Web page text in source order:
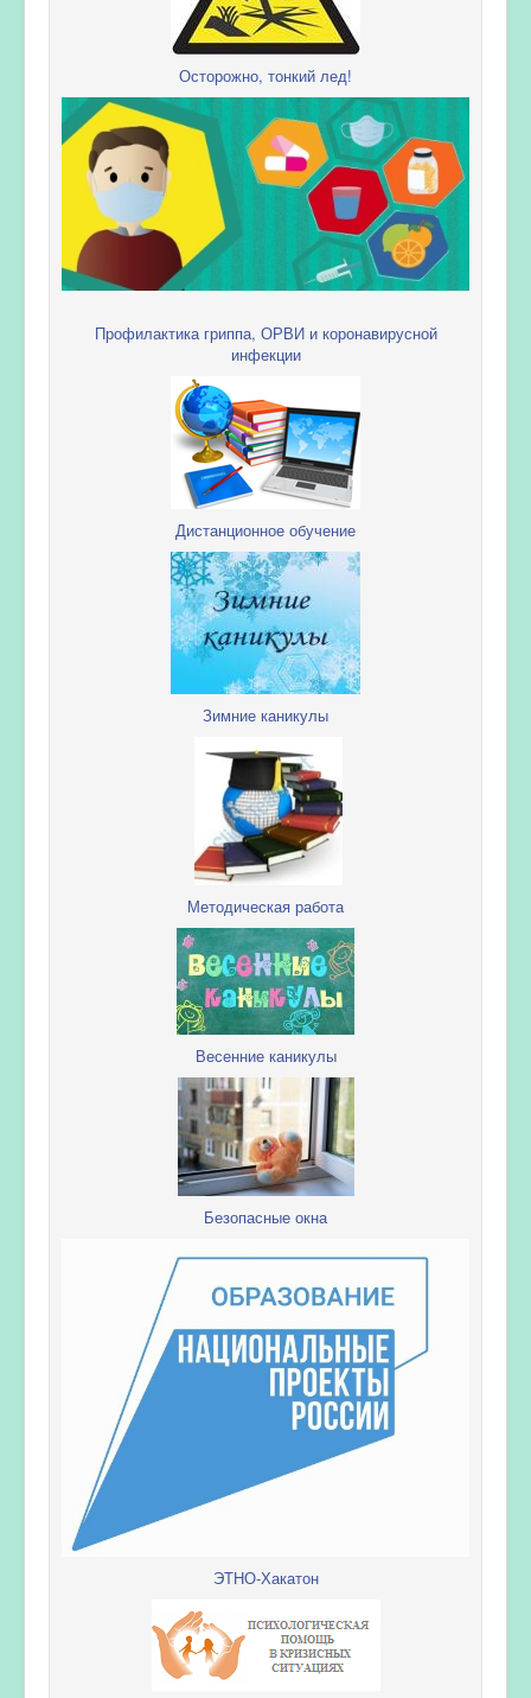
Осторожно, тонкий лед!
Профилактика гриппа, ОРВИ и коронавирусной
инфекции
Дистанционное обучение
Зимние каникулы
Методическая работа
Весенние каникулы
Безопасные окна
ЭТНО-Хакатон